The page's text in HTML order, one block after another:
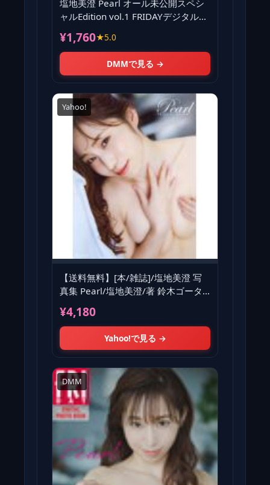
塩地美澄 Pearl オール未公開スペシ
ャルEdition vol.1 FRIDAYデジタル写
¥1,760★5.0
DMMで見る →
Yahoo!
【送料無料】[本/雑誌]/塩地美澄 写
真集 Pearl/塩地美澄/著 鈴木ゴータ/
¥4,180
Yahoo!で見る →
DMM